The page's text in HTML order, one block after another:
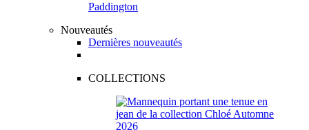
Paddington
Nouveautés
Dernières nouveautés
COLLECTIONS